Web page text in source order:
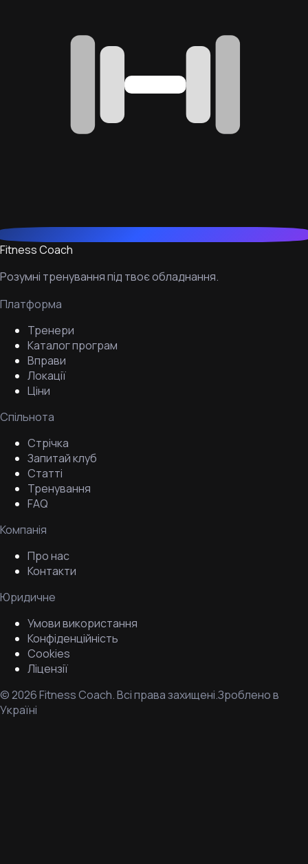
Fitness Coach
Розумні тренування під твоє обладнання.
Платформа
Тренери
Каталог програм
Вправи
Локації
Ціни
Спільнота
Стрічка
Запитай клуб
Статті
Тренування
FAQ
Компанія
Про нас
Контакти
Юридичне
Умови використання
Конфіденційність
Cookies
Ліцензії
©2026Fitness Coach.Всі права захищені.Зроблено в
Україні